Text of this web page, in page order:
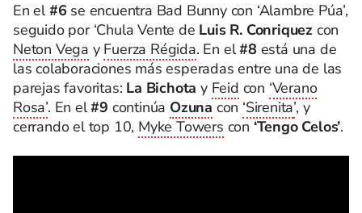
En el#6 se encuentra Bad Bunny con ‘Alambre Púa’,
seguido por ‘Chula Vente de Luis R. Conriquez con
Neton Vega y Fuerza Régida. En el#8 está una de
las colaboraciones más esperadas entre una de las
parejas favoritas: La Bichota y Feid con ‘Verano
Rosa’. En el#9 continúa Ozuna con ‘Sirenita’, y
cerrando el top 10, Myke Towers con ‘Tengo Celos’.